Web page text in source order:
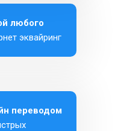
переводом
любого
эквайринг